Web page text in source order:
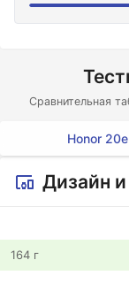
Сравнительная
Honor 20e
Дизайн
164 г